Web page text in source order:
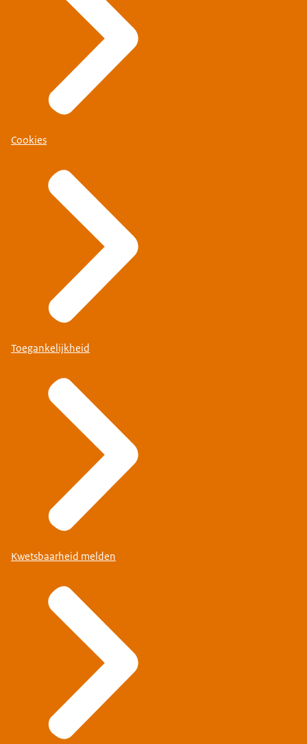
Cookies
Toegankelijkheid
Kwetsbaarheid melden